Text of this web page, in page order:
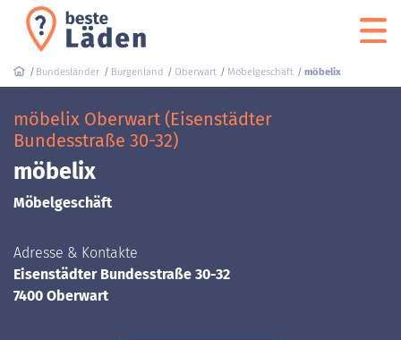
Bundesländer Burgenland Oberwart Möbelgeschäft möbelix
möbelix Oberwart (Eisenstädter
Bundesstraße 30-32)
möbelix
Möbelgeschäft
Adresse & Kontakte
Eisenstädter Bundesstraße 30-32
7400 Oberwart